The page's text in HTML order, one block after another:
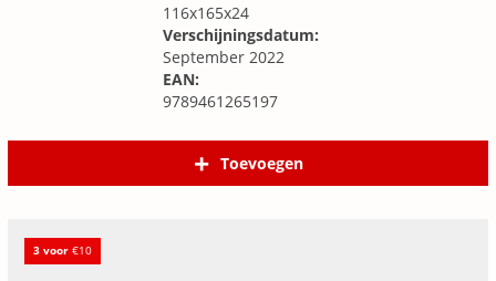
116x165x24
Verschijningsdatum:
September 2022
EAN:
9789461265197
Toevoegen
3 voor €10